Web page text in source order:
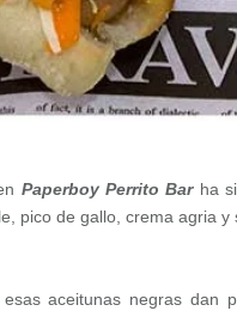
Paperboy Perrito Bar ha
pico de gallo, crema agria y
aceitunas negras